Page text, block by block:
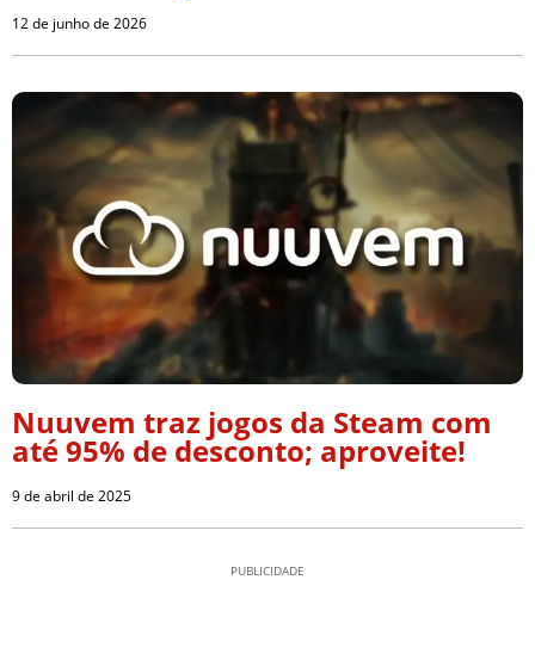
12 de junho de 2026
Nuuvem traz jogos da Steam com
até 95% de desconto; aproveite!
9 de abril de 2025
PUBLICIDADE